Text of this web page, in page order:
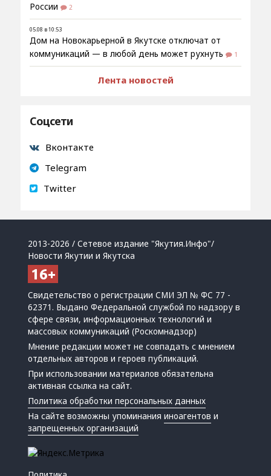
России
2
05.08 в 10:53
Дом на Новокарьерной в Якутске отключат от
коммуникаций — в любой день может рухнуть
1
Лента новостей
Соцсети
Вконтакте
Telegram
Twitter
2013-2026 / Сетевое издание "Якутия.Инфо"/
Новости Якутии и Якутска
Свидетельство о регистрации СМИ ЭЛ № ФС 77 -
62371. Выдано Федеральной службой по надзору в
сфере связи, информационных технологий и
массовых коммуникаций (Роскомнадзор)
Мнение редакции может не совпадать с мнением
отдельных авторов и героев публикаций.
При использовании материалов обязательна
активная ссылка на сайт.
Политика обработки персональных данных
На сайте возможны упоминанияиноагентов и
запрещенных организаций